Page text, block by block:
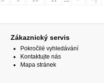
Zákaznický servis
Pokročilé vyhledávání
Kontaktujte nás
Mapa stránek